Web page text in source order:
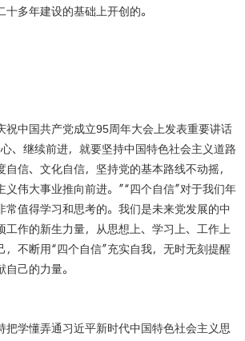
十多年建设的基础上开创的。
祝中国共产党成立95周年大会上发表重要讲话
、继续前进，就要坚持中国特色社会主义道路
自信、文化自信，坚持党的基本路线不动摇，
义伟大事业推向前进。”“四个自信”对于我们年
常值得学习和思考的。我们是未来党发展的中
工作的新生力量，从思想上、学习上、工作上
，不断用“四个自信”充实自我，无时无刻提醒
己的力量。
把学懂弄通习近平新时代中国特色社会主义思